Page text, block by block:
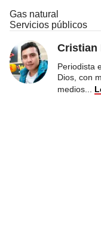
Gas natural
Servicios públicos
Cristian
Periodista
Dios, con
medios